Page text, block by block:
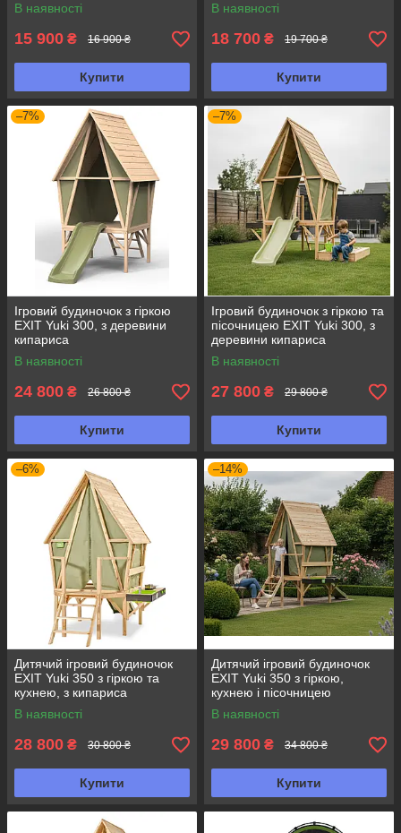
В наявності
15 900 ₴ 16 900 ₴
Купити
В наявності
18 700 ₴ 19 700 ₴
Купити
–7%
Ігровий будиночок з гіркою
EXIT Yuki 300, з деревини
кипариса
В наявності
24 800 ₴ 26 800 ₴
Купити
–7%
Ігровий будиночок з гіркою та
пісочницею EXIT Yuki 300, з
деревини кипариса
В наявності
27 800 ₴ 29 800 ₴
Купити
–6%
Дитячий ігровий будиночок
EXIT Yuki 350 з гіркою та
кухнею, з кипариса
В наявності
28 800 ₴ 30 800 ₴
Купити
–14%
Дитячий ігровий будиночок
EXIT Yuki 350 з гіркою,
кухнею і пісочницею
В наявності
29 800 ₴ 34 800 ₴
Купити